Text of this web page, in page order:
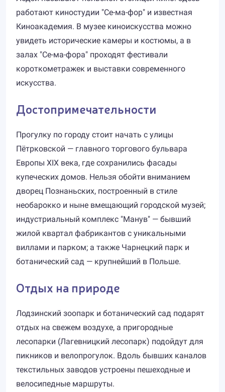
работают киностудии "Се-ма-фор" и известная
Киноакадемия. В музее киноискусства можно
увидеть исторические камеры и костюмы, а в
залах "Се-ма-фора" проходят фестивали
короткометражек и выставки современного
искусства.
Достопримечательности
Прогулку по городу стоит начать с улицы
Пётрковской — главного торгового бульвара
Европы XIX века, где сохранились фасады
купеческих домов. Нельзя обойти вниманием
дворец Познаньских, построенный в стиле
необарокко и ныне вмещающий городской музей;
индустриальный комплекс "Манув" — бывший
жилой квартал фабрикантов с уникальными
виллами и парком; а также Чарнецкий парк и
ботанический сад — крупнейший в Польше.
Отдых на природе
Лодзинский зоопарк и ботанический сад подарят
отдых на свежем воздухе, а пригородные
лесопарки (Лагевницкий лесопарк) подойдут для
пикников и велопрогулок. Вдоль бывших каналов
текстильных заводов устроены пешеходные и
велосипедные маршруты.